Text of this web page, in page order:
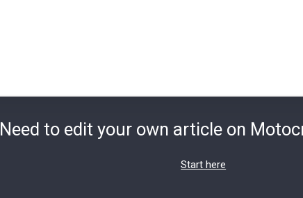
Need to edit your own article on
Start here